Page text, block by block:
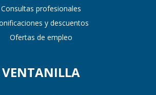
Consultas profesionales
y descuentos
Ofertas de empleo
VENTANILLA